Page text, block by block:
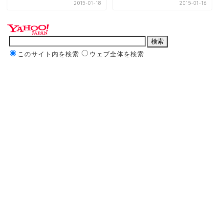
2015-01-18 2015-01-16
このサイト内を検索 ウェブ全体を検索